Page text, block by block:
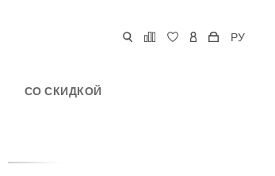
РУ
СО СКИДКОЙ